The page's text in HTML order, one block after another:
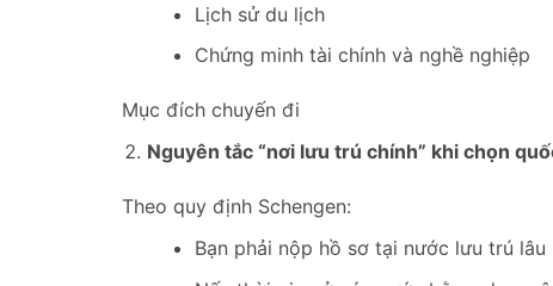
Lịch sử du lịch
Chứng minh tài chính và nghề nghiệp
Mục đích chuyến đi
Nguyên tắc “nơi lưu trú chính” khi chọn
Theo quy định Schengen:
Bạn phải nộp hồ sơ tại nước lưu trú lâu